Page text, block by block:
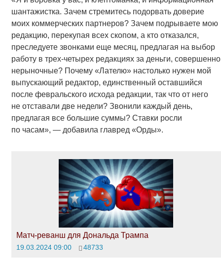
шантажистка. Зачем стремитесь подорвать доверие
моих коммерческих партнеров? Зачем подрываете мою
редакцию, перекупая всех скопом, а кто отказался,
преследуете звонками еще месяц, предлагая на выбор
работу в трех-четырех редакциях за деньги, совершенно
нерыночные? Почему «Лателю» настолько нужен мой
выпускающий редактор, единственный оставшийся
после февральского исхода редакции, так что от него
не отставали две недели? Звонили каждый день,
предлагая все большие суммы? Ставки росли
по часам», — добавила главред «Орды».
Матч-реванш для Дональда Трампа
19.03.2024 09:00 48733